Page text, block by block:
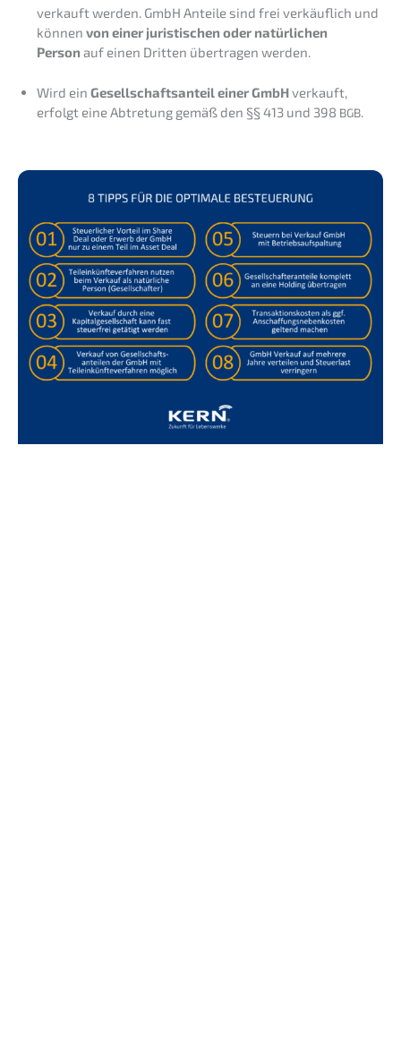
verkauft werden. GmbH Antei­le sind frei verkäuf­lich und
können von einer juris­ti­schen oder natür­li­chen
Person auf einen Dritten übertra­gen werden.
Wird ein Gesell­schafts­an­teil einer GmbHverkauft,
erfolgt eine Abtre­tung gemäß den §§ 413 und 398 BGB.